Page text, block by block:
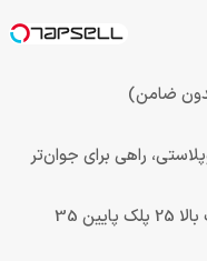
راهی برای جوان‌تر